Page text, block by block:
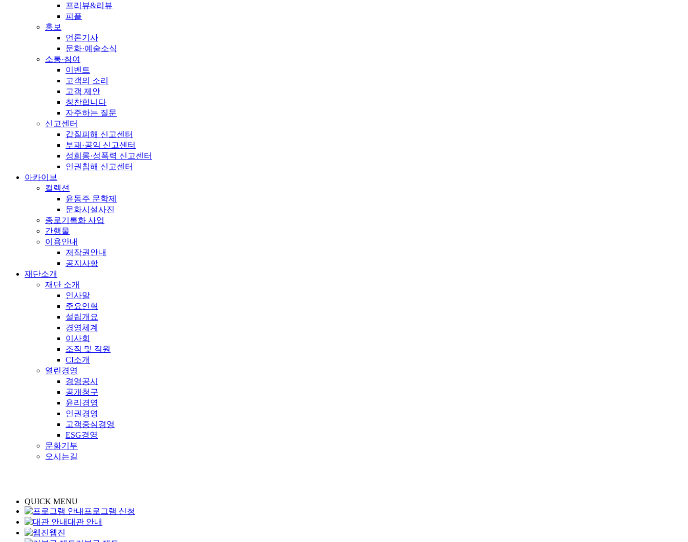
프리뷰&리뷰
피플
홍보
언론기사
문화·예술소식
소통·참여
이벤트
고객의 소리
고객 제안
칭찬합니다
자주하는 질문
신고센터
갑질피해 신고센터
부패·공익 신고센터
성희롱·성폭력 신고센터
인권침해 신고센터
아카이브
컬렉션
윤동주 문학제
문화시설사진
종로기록화 사업
간행물
이용안내
저작권안내
공지사항
재단소개
재단 소개
인사말
주요연혁
설립개요
경영체계
이사회
조직 및 직원
CI소개
열린경영
경영공시
공개청구
윤리경영
인권경영
고객중심경영
ESG경영
문화기부
오시는길
QUICK MENU
프로그램 신청
대관 안내
웹진